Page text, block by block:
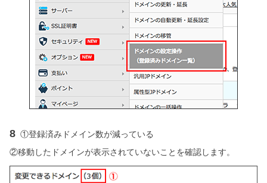
8 ①登録済みドメイン数が減っている
②移動したドメインが表示されていないことを確認します。